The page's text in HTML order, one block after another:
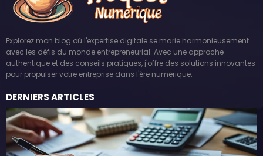
Explorez mon blog où l'expertise digitale se marie harmonieusement
avec les défis du monde entrepreneurial. Avec une approche
authentique et des conseils pratiques, j'offre des solutions innovantes
pour propulser votre entreprise dans l'ère numérique.
DERNIERS ARTICLES